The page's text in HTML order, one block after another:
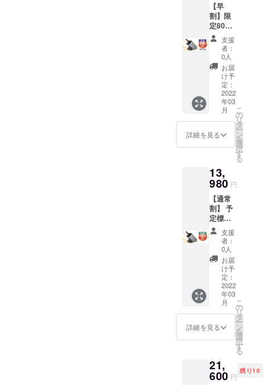
【早
割】限
定80台
予定標
準販売
価格:
16,500
円(税込)
より
25%引
き 消費
税・輸
送料込
支援
者：
0人
お届
け予
定：
2022
年03
月
詳細を見る
こ
の
リ
タ
ー
ン
を
選
択
す
る
13,
980 円
【通常
割】 予
定標準
販売価
格:
16,500
円(税込)
より
15%引
き 消費
税・輸
送料込
支援
者：
0人
お届
け予
定：
2022
年03
月
詳細を見る
こ
の
リ
タ
ー
ン
を
選
択
す
る
21,
600 円
残り10